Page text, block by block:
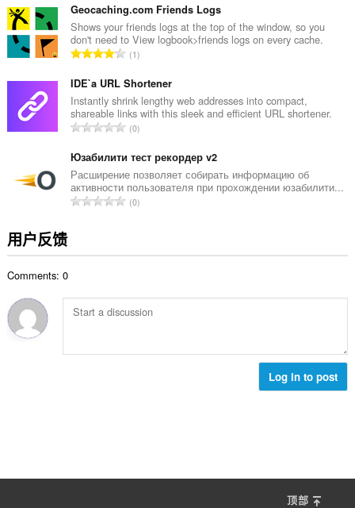
分
次
数
：
Geocaching.com Friends Logs
Shows your friends logs at the top of the window, so you
don't need to View logbook>friends logs on every cache.
总
分
次
数
：
1
IDE`a URL Shortener
Instantly shrink lengthy web addresses into compact,
shareable links with this sleek and efficient URL shortener.
总
分
次
数
：
0
Юзабилити тест рекордер v2
Расширение позволяет собирать информацию об
активности пользователя при прохождении юзабилити...
总
0
用户反馈
Comments: 0
Log in to post
顶部